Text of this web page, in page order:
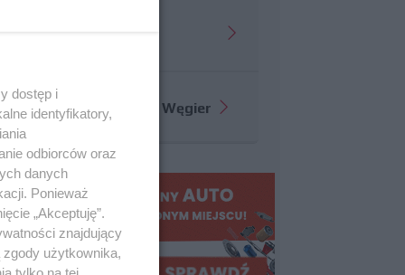
Więcej informacji o GP Węgier
dostęp i
identyfikatory,
odbiorców oraz
danych
Ponieważ
„Akceptuję”.
znajdujący
użytkownika,